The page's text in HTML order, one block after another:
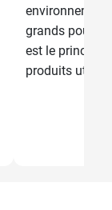
grands
est le principe
produits